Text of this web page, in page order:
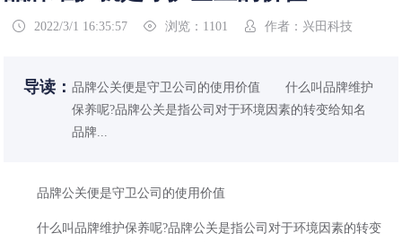
 2022/3/1 16:35:57  浏览：1101  作者：兴田科技
导读：品牌公关便是守卫公司的使用价值 什么叫品牌维护
保养呢?品牌公关是指公司对于环境因素的转变给知名
品牌...
品牌公关便是守卫公司的使用价值
什么叫品牌维护保养呢?品牌公关是指公司对于环境因素的转变